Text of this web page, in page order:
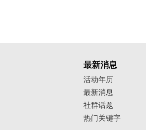
最新消息
活动年历
最新消息
社群话题
热门关键字